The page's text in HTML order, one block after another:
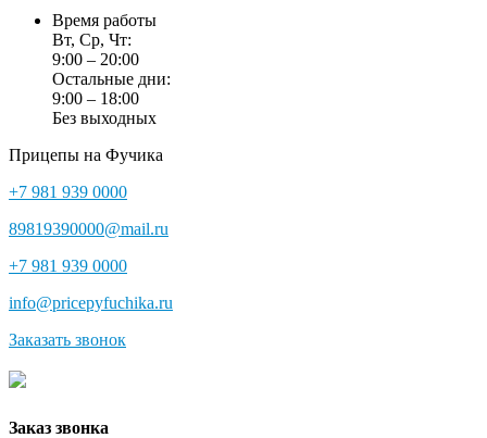
Время работы
Вт, Ср, Чт:
9:00 – 20:00
Остальные дни:
9:00 – 18:00
Без выходных
Прицепы на Фучика
+7 981 939 0000
89819390000@mail.ru
+7 981 939 0000
info@pricepyfuchika.ru
Заказать звонок
Заказ звонка